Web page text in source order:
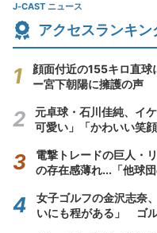
J-CAST ニュース
アクセスランキン
顔面付近の155キロ直球
ー宮下朝陽に擁護の声
元卓球・石川佳純、イ
可愛い」「かわいい笑
電撃トレードの巨人・
の存在感薄れ...「他球
女子ゴルフの金沢志奈
いにも程がある」 ゴ